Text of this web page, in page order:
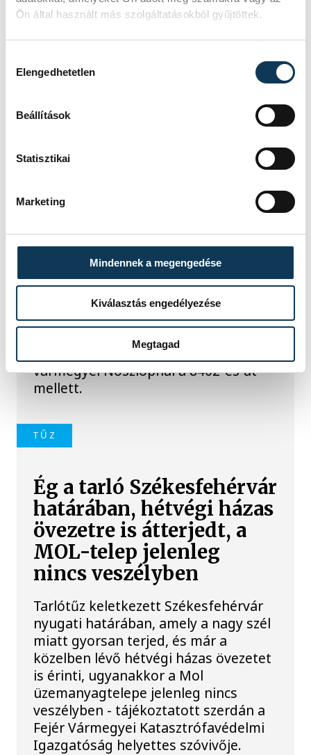
Ön által használt más szolgáltatásokból gyűjtöttek.
Elengedhetetlen
Beállítások
Statisztikai
Marketing
Mindennek a megengedése
Kiválasztás engedélyezése
Megtagad
KÖZÉRDEKŰ
Újabb tűzeset Veszprém
vármegyében:
Noszlopnál ég a száraz fű
Tíz hektáron ég a száraz fű és egy
fás-bokros terület a Veszprém
vármegyei Noszlopnál a 8402-es út
mellett.
TŰZ
Ég a tarló Székesfehérvár
határában, hétvégi házas
övezetre is átterjedt, a
MOL-telep jelenleg
nincs veszélyben
Tarlótűz keletkezett Székesfehérvár
nyugati határában, amely a nagy szél
miatt gyorsan terjed, és már a
közelben lévő hétvégi házas övezetet
is érinti, ugyanakkor a Mol
üzemanyagtelepe jelenleg nincs
veszélyben - tájékoztatott szerdán a
Fejér Vármegyei Katasztrófavédelmi
Igazgatóság helyettes szóvivője.